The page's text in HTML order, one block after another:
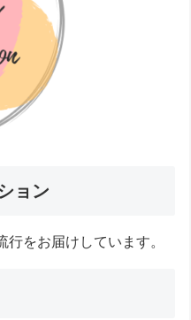
ョン
をお届けしています。